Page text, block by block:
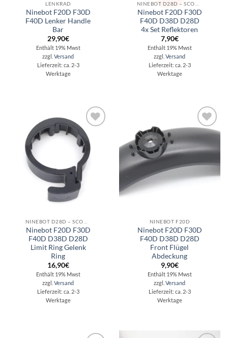
LENKRAD
Ninebot F20D F30D
F40D Lenker Handle
Bar
29,90€
Enthält 19% Mwst
zzgl.Versand
Lieferzeit: ca. 2-3
Werktage
Ninebot F20D F30D
F40D D38D D28D
4x Set Reflektoren
7,90€
Enthält 19% Mwst
zzgl.Versand
Lieferzeit: ca. 2-3
Werktage
Auf die
Wunschliste
Ninebot F20D F30D
F40D D38D D28D
Limit Ring Gelenk
Ring
16,90€
Enthält 19% Mwst
zzgl.Versand
Lieferzeit: ca. 2-3
Werktage
Auf die
Wunschliste
NINEBOT F20D
Ninebot F20D F30D
F40D D38D D28D
Front Flügel
Abdeckung
9,90€
Enthält 19% Mwst
zzgl.Versand
Lieferzeit: ca. 2-3
Werktage